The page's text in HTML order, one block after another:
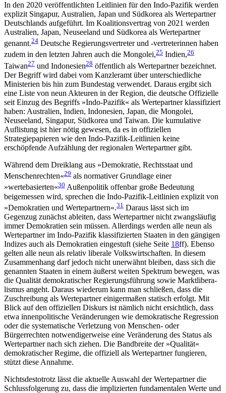
In den 2020 veröffentlichten Leitlinien für den Indo-Pazifik werden
explizit Singapur, Australien, Japan und Südkorea als Wertepartner
Deutschlands auf­geführt. Im Koalitionsvertrag von 2021 werden
Aust­ra­lien, Japan, Neuseeland und Südkorea als Wertepartner
genannt.24 Deutsche Regierungsvertreter und ‑vertreterinnen haben
zudem in den letzten Jahren auch die Mongolei,25 Indien,26
Taiwan27 und Indonesien28 öffentlich als Wertepartner bezeichnet.
Der Begriff wird dabei vom Kanzleramt über unter­schiedliche
Ministerien bis hin zum Bundestag ver­wendet. Daraus ergibt sich
eine Liste von neun Akteuren in der Region, die deutsche Offizielle
seit Einzug des Begriffs »Indo-Pazifik« als Wertepartner klassifiziert
haben: Australien, Indien, Indonesien, Japan, die Mongolei,
Neuseeland, Singapur, Südkorea und Taiwan. Die kumulative
Auflistung ist hier nötig gewesen, da es in offiziellen
Strategiepapieren wie den Indo-Pazifik-Leitlinien keine
erschöpfende Auf­zählung der regionalen Wertepartner gibt.
Während dem Dreiklang aus »Demokratie, Rechtsstaat und
Menschen­rechten«29 als normativer Grund­lage einer
»wertebasierten«30 Außenpolitik offenbar große Bedeutung
beigemessen wird, sprechen die Indo-Pazifik-Leitlinien explizit von
»Demokratien und Wertepartnern«.31 Daraus lässt sich im
Gegenzug zunächst ableiten, dass Wertepartner nicht zwangsläufig
immer Demokratien sein müssen. Allerdings werden alle neun als
Wertepartner im Indo-Pazifik klassifizierten Staaten in den gängigen
Indizes auch als Demokratien eingestuft (siehe Seite 18ff). Ebenso
gelten alle neun als relativ liberale Volkswirtschaften. In diesem
Zusammenhang darf jedoch nicht unerwähnt bleiben, dass sich die
genannten Staaten in einem äußerst weiten Spektrum bewegen, was
die Qualität demokratischer Regierungsführung sowie Markt­libera­
lismus angeht. Daraus wiederum kann man schließen, dass die
Zuschreibung als Wertepartner einigermaßen statisch erfolgt. Mit
Blick auf den offi­ziellen Diskurs ist nämlich nicht ersichtlich, dass
etwa innenpolitische Veränderungen wie demokratische Regression
oder die systematische Verletzung von Menschen- oder
Bürgerrechten notwendigerweise eine Veränderung des Status als
Wertepartner nach sich ziehen. Die Bandbreite der »Qualität«
demokratischer Regime, die offiziell als Wertepartner fungieren,
stützt diese Annahme.
Nichtsdestotrotz lässt die aktuelle Auswahl der Wertepartner die
Schlussfolgerung zu, dass die impli­zierten fundamentalen Werte und